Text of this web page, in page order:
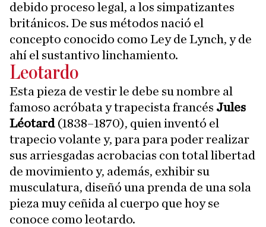
debido proceso legal, a los simpatizantes
británicos. De sus métodos nació el
concepto conocido como Ley de Lynch, y de
ahí el sustantivo linchamiento.
Leotardo
Esta pieza de vestir le debe su nombre al
famoso acróbata y trapecista francés Jules
Léotard(1838–1870), quien inventó el
trapecio volante y, para para poder realizar
sus arriesgadas acrobacias con total libertad
de movimiento y, además, exhibir su
musculatura, diseñó una prenda de una sola
pieza muy ceñida al cuerpo que hoy se
conoce como leotardo.